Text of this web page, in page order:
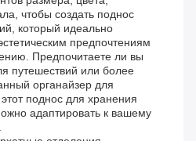
чтобы создать поднос
который идеально
предпочтениям
Предпочитаете ли вы
путешествий или более
органайзер для
поднос для хранения
адаптировать к вашему